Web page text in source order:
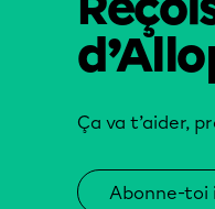
Ça va t’aider,
Abonne-toi